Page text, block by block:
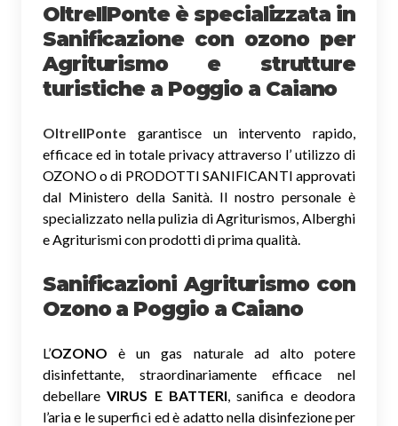
OltreIlPonte è specializzata in
Sanificazione con ozono per
Agriturismo e strutture
turistiche a Poggio a Caiano
OltreIlPonte garantisce un intervento rapido,
efficace ed in totale privacy attraverso l’ utilizzo di
OZONO o di PRODOTTI SANIFICANTI approvati
dal Ministero della Sanità. Il nostro personale è
specializzato nella pulizia di Agriturismos, Alberghi
e Agriturismi con prodotti di prima qualità.
Sanificazioni Agriturismo con
Ozonoa Poggio a Caiano
L’OZONO è un gas naturale ad alto potere
disinfettante, straordinariamente efficace nel
debellareVIRUS E BATTERI, sanifica e deodora
l’aria e le superfici ed è adatto nella disinfezione per